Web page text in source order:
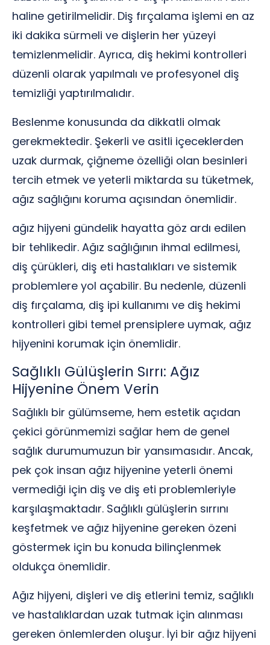
haline getirilmelidir. Diş fırçalama işlemi en az
iki dakika sürmeli ve dişlerin her yüzeyi
temizlenmelidir. Ayrıca, diş hekimi kontrolleri
düzenli olarak yapılmalı ve profesyonel diş
temizliği yaptırılmalıdır.
Beslenme konusunda da dikkatli olmak
gerekmektedir. Şekerli ve asitli içeceklerden
uzak durmak, çiğneme özelliği olan besinleri
tercih etmek ve yeterli miktarda su tüketmek,
ağız sağlığını koruma açısından önemlidir.
ağız hijyeni gündelik hayatta göz ardı edilen
bir tehlikedir. Ağız sağlığının ihmal edilmesi,
diş çürükleri, diş eti hastalıkları ve sistemik
problemlere yol açabilir. Bu nedenle, düzenli
diş fırçalama, diş ipi kullanımı ve diş hekimi
kontrolleri gibi temel prensiplere uymak, ağız
hijyenini korumak için önemlidir.
Sağlıklı Gülüşlerin Sırrı: Ağız
Hijyenine Önem Verin
Sağlıklı bir gülümseme, hem estetik açıdan
çekici görünmemizi sağlar hem de genel
sağlık durumumuzun bir yansımasıdır. Ancak,
pek çok insan ağız hijyenine yeterli önemi
vermediği için diş ve diş eti problemleriyle
karşılaşmaktadır. Sağlıklı gülüşlerin sırrını
keşfetmek ve ağız hijyenine gereken özeni
göstermek için bu konuda bilinçlenmek
oldukça önemlidir.
Ağız hijyeni, dişleri ve diş etlerini temiz, sağlıklı
ve hastalıklardan uzak tutmak için alınması
gereken önlemlerden oluşur. İyi bir ağız hijyeni